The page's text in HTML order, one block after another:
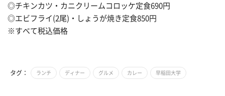
◎チキンカツ・カニクリームコロッケ定食690円
◎エビフライ(2尾)・しょうが焼き定食850円
※すべて税込価格
タグ： ランチ ディナー グルメ カレー 早稲田大学